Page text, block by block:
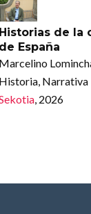
Historias de la
de España
Marcelino
Historia, Narrativa
, 2026